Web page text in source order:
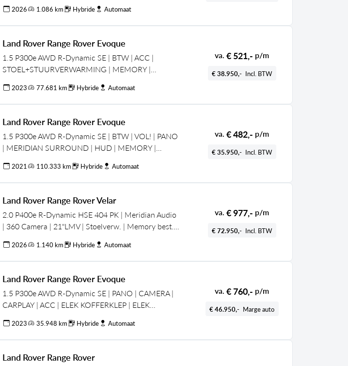
2026 1.086 km Hybride Automaat
Land Rover Range Rover Evoque
1.5 P300e AWD R-Dynamic SE | BTW | ACC |
STOEL+STUURVERWARMING | MEMORY |
2023 77.681 km Hybride Automaat
va. € 521,- p/m
€ 38.950,- Incl. BTW
Land Rover Range Rover Evoque
1.5 P300e AWD R-Dynamic SE | BTW | VOL! | PANO
| MERIDIAN SURROUND | HUD | MEMORY |
2021 110.333 km Hybride Automaat
va. € 482,- p/m
€ 35.950,- Incl. BTW
Land Rover Range Rover Velar
2.0 P400e R-Dynamic HSE 404 PK | Meridian Audio
| 360 Camera | 21"LMV | Stoelverw. | Memory best.
achterklep, Matrix Led, Navigatie, App. connect,
Extra getint glas
2026 1.140 km Hybride Automaat
va. € 977,- p/m
€ 72.950,- Incl. BTW
Land Rover Range Rover Evoque
1.5 P300e AWD R-Dynamic SE | PANO | CAMERA |
CARPLAY | ACC | ELEK KOFFERKLEP | ELEK
2023 35.948 km Hybride Automaat
va. € 760,- p/m
€ 46.950,- Marge auto
Land Rover Range Rover